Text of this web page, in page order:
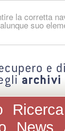
la corretta
suo
News